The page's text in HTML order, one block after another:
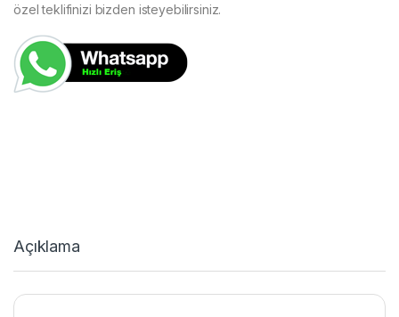
özel teklifinizi bizden isteyebilirsiniz.
Açıklama